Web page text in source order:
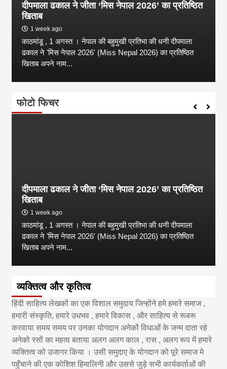
दीपमाला ढकाल ने जीता ‘मिस नेपाल 2026’ का प्रतिष्ठित
खिताब
1 week ago
काठमांडू , 1 अगस्त । नेपाल की बहुमुखी प्रतिभा की धनी दीपमाला
ढकाल ने 'मिस नेपाल 2026' (Miss Nepal 2026) का प्रतिष्ठित
खिताब अपने नाम...
फोटो फिचर
दीपमाला ढकाल ने जीता ‘मिस नेपाल 2026’ का प्रतिष्ठित
खिताब
1 week ago
काठमांडू , 1 अगस्त । नेपाल की बहुमुखी प्रतिभा की धनी दीपमाला
ढकाल ने 'मिस नेपाल 2026' (Miss Nepal 2026) का प्रतिष्ठित
खिताब अपने नाम...
व्यक्तित्व और कृतित्व
हिंदी साहित्य लेखकों का एक विशाल समुदाय जिन्होंने हमे हमारे समाज ,
हमारी संस्कृति, हमारे उधभव , हमारे विकास , और साहित्य से रूबरू
करवाया समय समय पर उनका योगदान अनेकों विधाओं के जन्म दाता रहे
अनेको रसों का महत्व बताया अलग अलग काल , रास , अलग रूप में हमारे
व्यक्तित्व को उजागर किया । उसी समुदाए के योगदान को पूरे समाज मे
पहुँचाने की एक कोशिश हिमालिनी और उससे जुड़े सभी कार्यकर्ताओं की